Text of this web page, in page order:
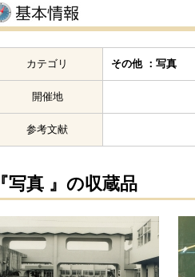
カテゴリ その他 ：写真
開催地
参考文献
『写真 』の収蔵品